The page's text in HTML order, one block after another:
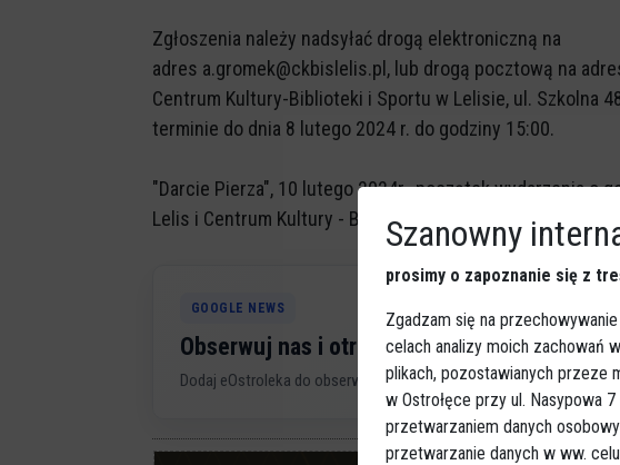
Zgłoszenia należy nadsyłać drogą elektroniczną na
adres a.gromek@ckbislelis.pl, lub drogą pocztową na
Centrum Kultury-Biblioteki i Sportu w Lelisie, ul. Szkolna
terminie do dnia 8 lutego 2024 r. do godziny 15:00.
"Darcie Pierza", 10 lutego 2024r., początek wydarzenia o
Lelis i Centrum Kultury - Biblioteki i Sportu.
GOOGLE NEWS
Obserwuj nas i otrzymuj nowe wiadomości
Dodaj eOstroleka do obserwowanych źródeł w Google News.
REKLAMA
Szanowny
prosimy o zapoznanie się z
Zgadzam się na
celach analizy moich zachowań
plikach, pozostawianych przeze
w Ostrołęce przy ul. Nasypowa
przetwarzaniem danych
przetwarzanie danych w ww.